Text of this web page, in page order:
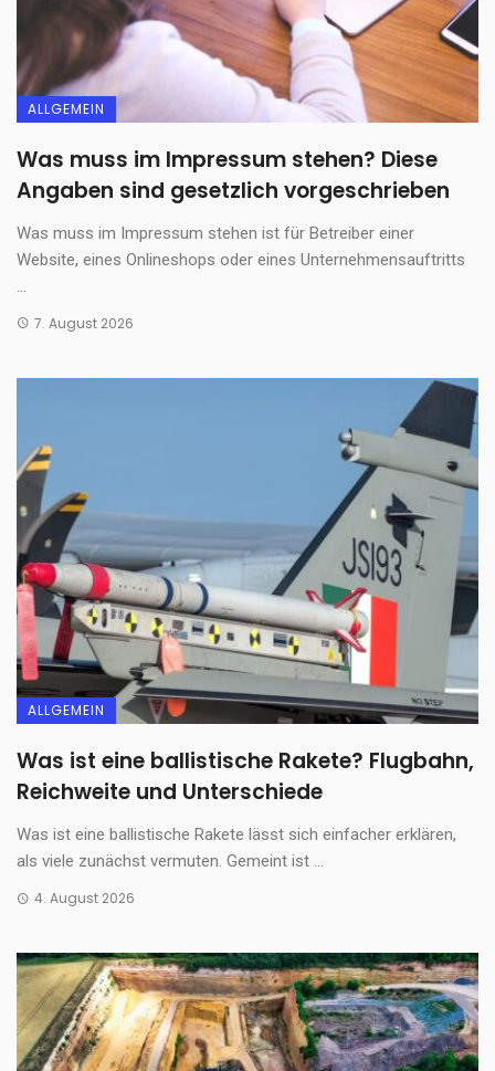
ALLGEMEIN
Was muss im Impressum stehen? Diese
Angaben sind gesetzlich vorgeschrieben
Was muss im Impressum stehen ist für Betreiber einer
Website, eines Onlineshops oder eines Unternehmensauftritts
...
7. August 2026
ALLGEMEIN
Was ist eine ballistische Rakete? Flugbahn,
Reichweite und Unterschiede
Was ist eine ballistische Rakete lässt sich einfacher erklären,
als viele zunächst vermuten. Gemeint ist ...
4. August 2026